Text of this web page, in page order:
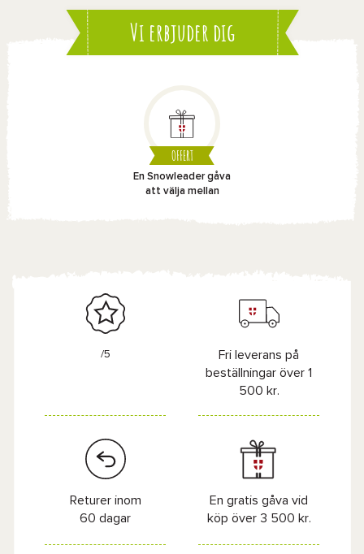
Vi erbjuder dig
OFFERT
En Snowleader gåva
att välja mellan
/5
Fri leverans på
beställningar över 1
500 kr.
Returer inom
60 dagar
En gratis gåva vid
köp över 3 500 kr.